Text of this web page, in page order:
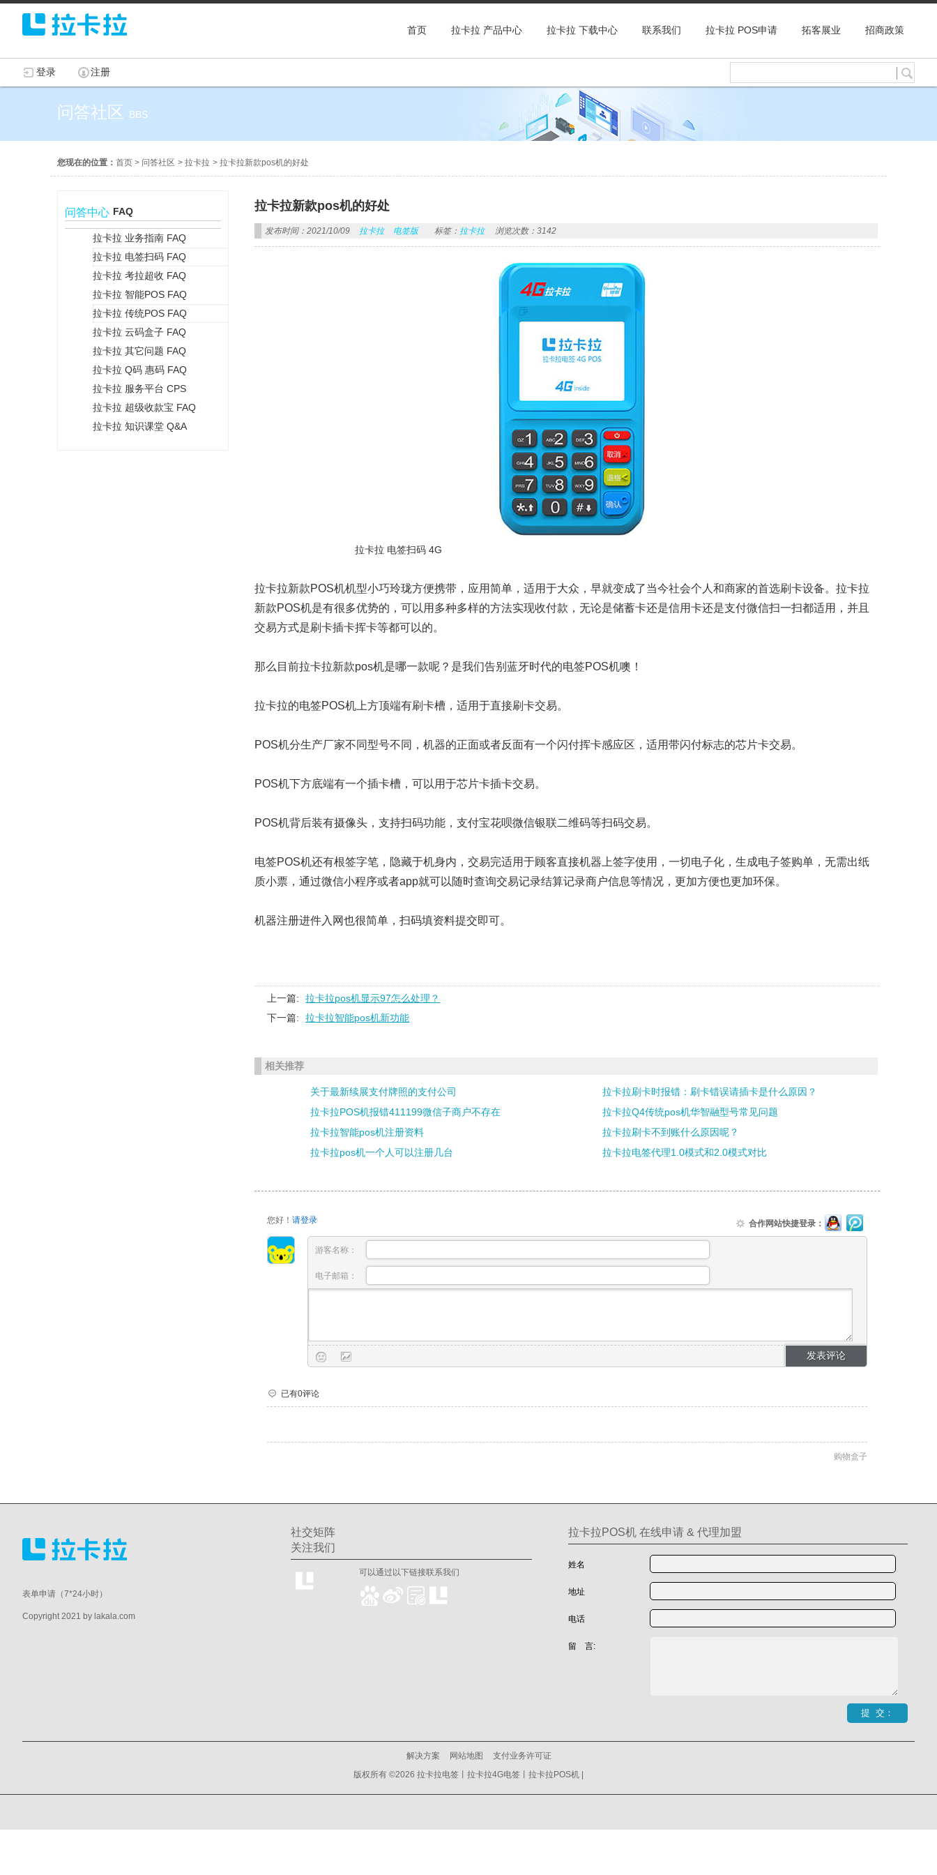
首页 拉卡拉 产品中心 拉卡拉 下载中心 联系我们 拉卡拉 POS申请 拓客展业 招商政策
登录 注册
问答社区 BBS
您现在的位置： 首页 > 问答社区 > 拉卡拉 > 拉卡拉新款pos机的好处
问答中心 FAQ
拉卡拉 业务指南 FAQ
拉卡拉 电签扫码 FAQ
拉卡拉 考拉超收 FAQ
拉卡拉 智能POS FAQ
拉卡拉 传统POS FAQ
拉卡拉 云码盒子 FAQ
拉卡拉 其它问题 FAQ
拉卡拉 Q码 惠码 FAQ
拉卡拉 服务平台 CPS
拉卡拉 超级收款宝 FAQ
拉卡拉 知识课堂 Q&A
拉卡拉新款pos机的好处
发布时间：2021/10/09 拉卡拉 电签版 标签： 拉卡拉 浏览次数：3142
拉卡拉 电签扫码 4G
拉卡拉新款POS机机型小巧玲珑方便携带，应用简单，适用于大众，早就变成了当今社会个人和商家的首选刷卡设备。拉卡拉
新款POS机是有很多优势的，可以用多种多样的方法实现收付款，无论是储蓄卡还是信用卡还是支付微信扫一扫都适用，并且
交易方式是刷卡插卡挥卡等都可以的。
那么目前拉卡拉新款pos机是哪一款呢？是我们告别蓝牙时代的电签POS机噢！
拉卡拉的电签POS机上方顶端有刷卡槽，适用于直接刷卡交易。
POS机分生产厂家不同型号不同，机器的正面或者反面有一个闪付挥卡感应区，适用带闪付标志的芯片卡交易。
POS机下方底端有一个插卡槽，可以用于芯片卡插卡交易。
POS机背后装有摄像头，支持扫码功能，支付宝花呗微信银联二维码等扫码交易。
电签POS机还有根签字笔，隐藏于机身内，交易完适用于顾客直接机器上签字使用，一切电子化，生成电子签购单，无需出纸
质小票，通过微信小程序或者app就可以随时查询交易记录结算记录商户信息等情况，更加方便也更加环保。
机器注册进件入网也很简单，扫码填资料提交即可。
上一篇:
拉卡拉pos机显示97怎么处理？
下一篇:
拉卡拉智能pos机新功能
相关推荐
关于最新续展支付牌照的支付公司
拉卡拉刷卡时报错：刷卡错误请插卡是什么原因？
拉卡拉POS机报错411199微信子商户不存在
拉卡拉Q4传统pos机华智融型号常见问题
拉卡拉智能pos机注册资料
拉卡拉刷卡不到账什么原因呢？
拉卡拉pos机一个人可以注册几台
拉卡拉电签代理1.0模式和2.0模式对比
您好！请登录 合作网站快捷登录：
游客名称：
电子邮箱：
已有0评论
购物盒子
表单申请（7*24小时）
Copyright 2021 by lakala.com
社交矩阵
关注我们
可以通过以下链接联系我们
拉卡拉POS机 在线申请 & 代理加盟
姓名
地址
电话
留 言:
解决方案 网站地图
支付业务许可证
版权所有 ©2026 拉卡拉电签丨拉卡拉4G电签丨拉卡拉POS机 |